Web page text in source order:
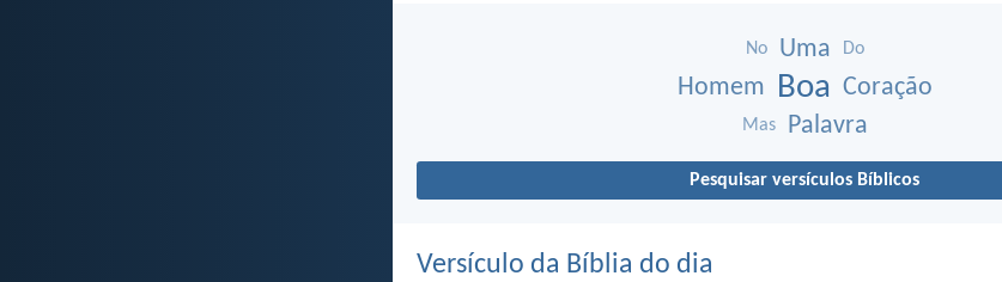
No Uma Do
Homem Boa Coração
Mas Palavra
Pesquisar versículos Bíblicos
Versículo da Bíblia do dia